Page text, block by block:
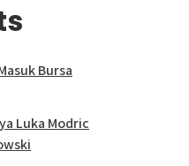
Bursa
Luka Modric